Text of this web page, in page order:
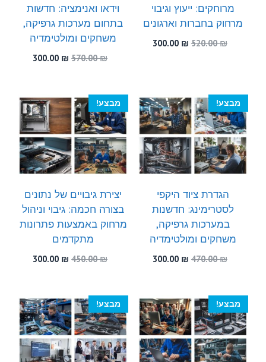
מרוחקים: ייעוץ וגיבוי
מרחוק בחברות וארגונים
520.00₪
המחיר
300.00 ₪
וידאו ואנימציה: חדשות
בתחום מערכות גרפיקה,
משחקים ומולטימדיה
570.00₪
המחיר
300.00 ₪
המחיר
מבצע!
הגדרת ציוד היקפי
לסטרימינג: חדשנות
במערכות גרפיקה,
משחקים ומולטימדיה
470.00₪
המחיר
470.00 ₪.
300.00 ₪
300.00 ₪.
מבצע!
יצירת גיבויים של נתונים
בצורה חכמה: גיבוי וניהול
מרחוק באמצעות פתרונות
מתקדמים
450.00₪
המחיר
450.00 ₪.
300.00 ₪
המחיר
300.00 ₪.
מבצע! מבצע!